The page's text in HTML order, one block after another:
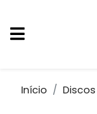
Início Discos